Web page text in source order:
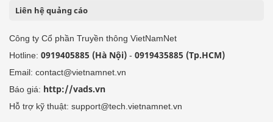
Liên hệ quảng cáo
Công ty Cổ phần Truyền thông VietNamNet
Hotline: 0919405885 (Hà Nội) - 0919435885 (Tp.HCM)
Email: contact@vietnamnet.vn
Báo giá: http://vads.vn
Hỗ trợ kỹ thuật: support@tech.vietnamnet.vn